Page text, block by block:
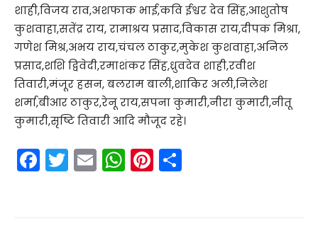
शाही,विजय राव,अशफाक भाई,कवि ईश्वर देव सिंह,आशुतोष
कुशवाहा,सतेंद्र राय, रामाश्रय प्रसाद,विकास राय,दीपक मिश्रा,
गणेश मिश्र,अभय राय,चंचल ठाकुर,मुकेश कुशवाहा,अनिल
प्रसाद,शशि द्विवेदी,रमाशंकर सिंह,ध्रुवदेव शाही,रवीश
तिवारी,मंजूर हसन, बलराम बाली,शाकिर अली,निलेश
शर्मा,बीआर ठाकुर,रेनू राय,सपना कुमारी,नीरा कुमारी,नीतू
कुमारी,सृष्टि तिवारी आदि मौजूद रहे।
F
a
T
w
E
m
W
h
Pi
nt